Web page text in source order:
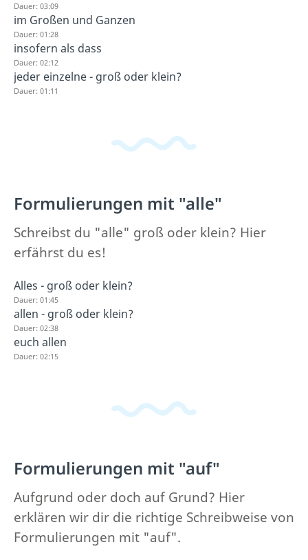
Dauer: 03:09
im Großen und Ganzen
Dauer: 01:28
insofern als dass
Dauer: 02:12
jeder einzelne - groß oder klein?
Dauer: 01:11
Formulierungen mit "alle"
Schreibst du "alle" groß oder klein? Hier
erfährst du es!
Alles - groß oder klein?
Dauer: 01:45
allen - groß oder klein?
Dauer: 02:38
euch allen
Dauer: 02:15
Formulierungen mit "auf"
Aufgrund oder doch auf Grund? Hier
erklären wir dir die richtige Schreibweise von
Formulierungen mit "auf".